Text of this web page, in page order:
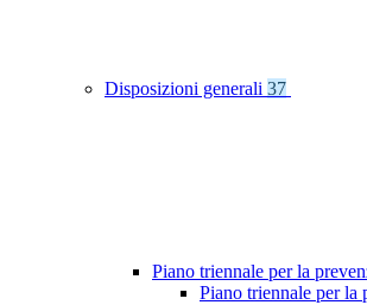
Disposizioni generali 37
Piano triennale per la
Piano triennale per la